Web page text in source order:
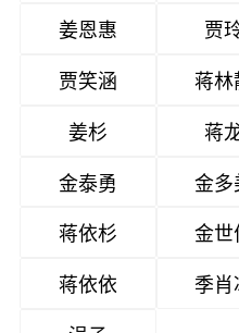
姜恩惠
贾
贾笑涵
蒋林
姜杉
蒋
金泰勇
金多
蒋依杉
金世
蒋依依
季肖